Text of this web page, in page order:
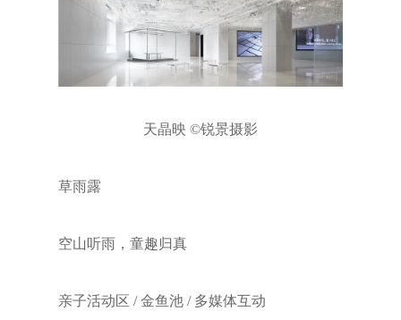
天晶映 ©锐景摄影
草雨露
空山听雨，童趣归真
亲子活动区 / 金鱼池 / 多媒体互动